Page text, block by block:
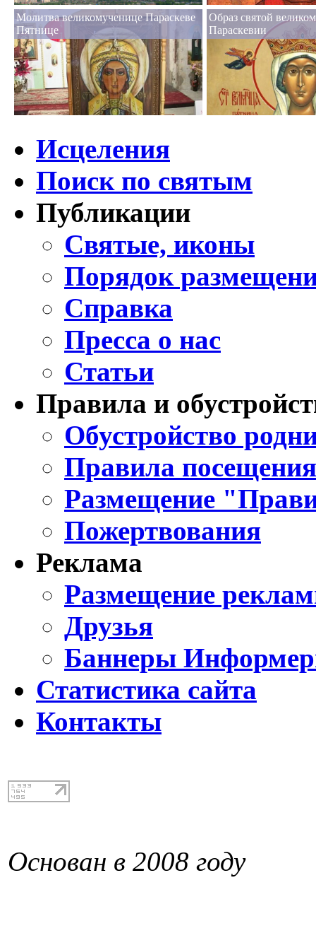
Молитва великомученице Параскеве
Пятнице
Образ святой
Параскевии
Исцеления
Поиск по святым
Публикации
Святые, иконы
Порядок
Справка
Пресса о нас
Статьи
Правила и
Обустройство
Правила
Размещение
Пожертвования
Реклама
Размещение
Друзья
Баннеры
Статистика сайта
Контакты
Основан в 2008 году